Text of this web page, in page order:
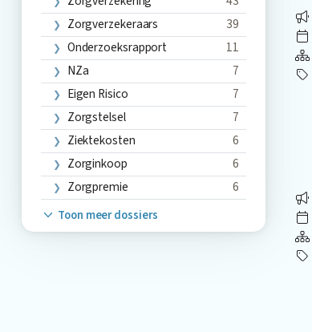
Zorgverzekeraars
39
Onderzoeksrapport
11
NZa
7
Eigen Risico
7
Zorgstelsel
7
Ziektekosten
6
Zorginkoop
6
Zorgpremie
6
Toon meer dossiers